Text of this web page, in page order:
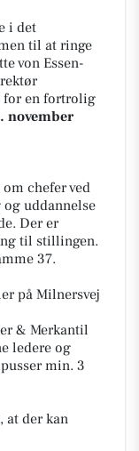
i det
til at ringe
von Essen-
for en fortrolig
november
chefer ved
uddannelse
Der er
til stillingen.
37.
på Milnersvej
& Merkantil
ledere og
min. 3
at der kan